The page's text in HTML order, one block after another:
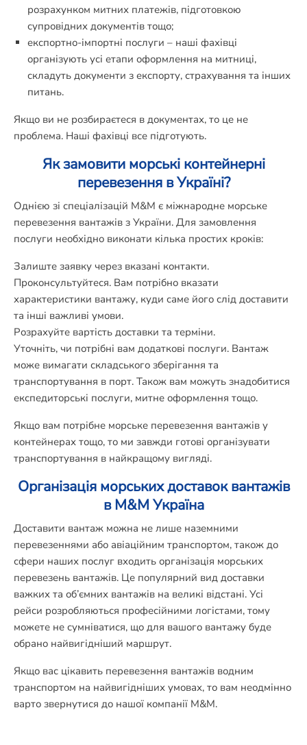
розрахунком митних платежів, підготовкою
супровідних документів тощо;
експортно-імпортні послуги – наші фахівці
організують усі етапи оформлення на митниці,
складуть документи з експорту, страхування та інших
питань.
Якщо ви не розбираєтеся в документах, то це не
проблема. Наші фахівці все підготують.
Як замовити морські контейнерні
перевезення в Україні?
Однією зі спеціалізацій M&M є міжнародне морське
перевезення вантажів з України. Для замовлення
послуги необхідно виконати кілька простих кроків:
Залиште заявку через вказані контакти.
Проконсультуйтеся. Вам потрібно вказати
характеристики вантажу, куди саме його слід доставити
та інші важливі умови.
Розрахуйте вартість доставки та терміни.
Уточніть, чи потрібні вам додаткові послуги. Вантаж
може вимагати складського зберігання та
транспортування в порт. Також вам можуть знадобитися
експедиторські послуги, митне оформлення тощо.
Якщо вам потрібне морське перевезення вантажів у
контейнерах тощо, то ми завжди готові організувати
транспортування в найкращому вигляді.
Організація морських доставок вантажів
в M&M Україна
Доставити вантаж можна не лише наземними
перевезеннями або авіаційним транспортом, також до
сфери наших послуг входить організація морських
перевезень вантажів. Це популярний вид доставки
важких та об’ємних вантажів на великі відстані. Усі
рейси розробляються професійними логістами, тому
можете не сумніватися, що для вашого вантажу буде
обрано найвигідніший маршрут.
Якщо вас цікавить перевезення вантажів водним
транспортом на найвигідніших умовах, то вам неодмінно
варто звернутися до нашої компанії M&M.